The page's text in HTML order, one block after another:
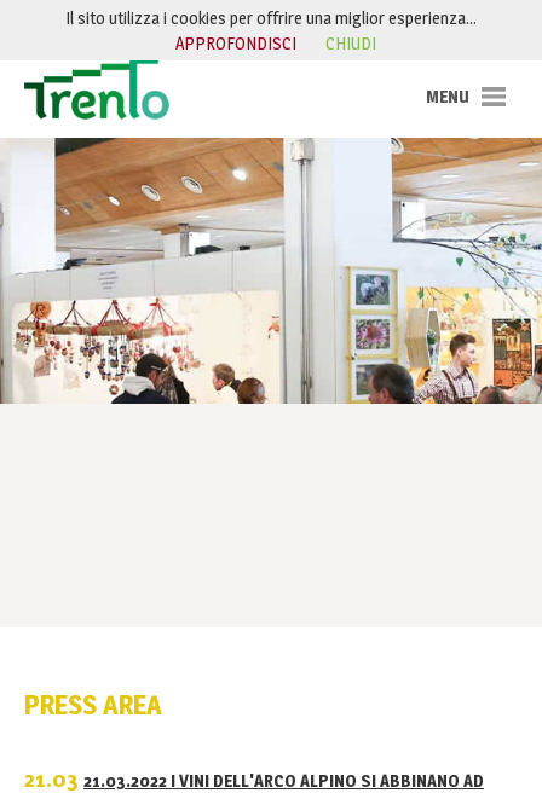
Salta al contenuto
PRESS AREA
21.03 21.03.2022 I VINI DELL'ARCO ALPINO SI ABBINANO AD
Il sito utilizza i cookies per offrire una miglior esperienza…
APPROFONDISCI
CHIUDI